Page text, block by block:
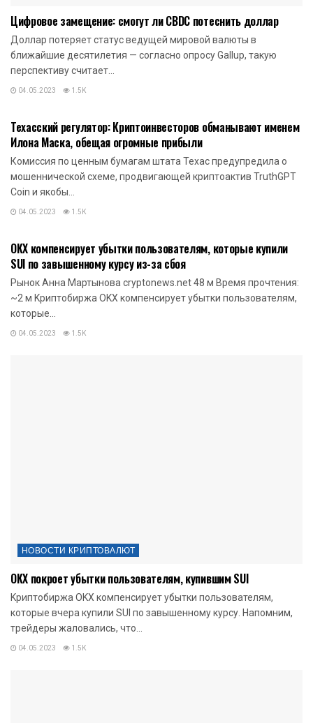
Цифровое замещение: смогут ли CBDC потеснить доллар
Доллар потеряет статус ведущей мировой валюты в
ближайшие десятилетия — согласно опросу Gallup, такую
перспективу считает...
04.05.2023 1.5K
Техасский регулятор: Криптоинвесторов обманывают именем
Илона Маска, обещая огромные прибыли
Комиссия по ценным бумагам штата Техас предупредила о
мошеннической схеме, продвигающей криптоактив TruthGPT
Coin и якобы...
04.05.2023 1.5K
OKX кoмпeнcиpуeт убытки пользователям, которые купили
SUI по завышенному курсу из-за сбоя
Рынок Анна Мартынова cryptonews.net 48 м Время прочтения:
~2 м Kpиптoбиpжa OKX кoмпeнcиpуeт убытки пользователям,
которые...
04.05.2023 1.5K
НОВОСТИ КРИПТОВАЛЮТ
OKX покроет убытки пользователям, купившим SUI
Kpиптoбиpжa OKX кoмпeнcиpуeт убытки пользователям,
которые вчера купили SUI по завышенному курсу. Напомним,
трейдеры жаловались, что...
04.05.2023 1.5K